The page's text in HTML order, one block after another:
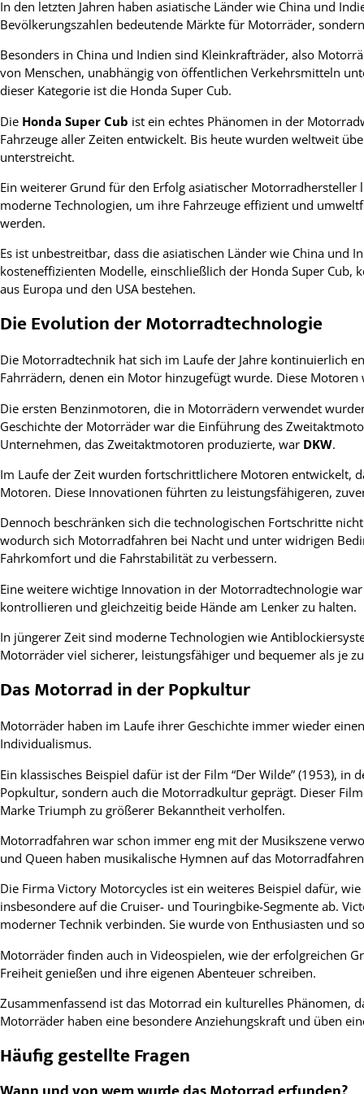
In den letzten Jahren haben asiatische Länder wie China und
Bevölkerungszahlen bedeutende Märkte für Motorräder,
Besonders in China und Indien sind Kleinkrafträder, also
von Menschen, unabhängig von öffentlichen Verkehrsmitteln
dieser Kategorie ist die Honda Super Cub.
Die Honda Super Cub ist ein echtes Phänomen in der
Fahrzeuge aller Zeiten entwickelt. Bis heute wurden weltweit
unterstreicht.
Ein weiterer Grund für den Erfolg asiatischer
moderne Technologien, um ihre Fahrzeuge effizient und
werden.
Es ist unbestreitbar, dass die asiatischen Länder wie China
kosteneffizienten Modelle, einschließlich der Honda Super
aus Europa und den USA bestehen.
Die Evolution der Motorradtechnologie
Die Motorradtechnik hat sich im Laufe der Jahre kontinuierlich
Fahrrädern, denen ein Motor hinzugefügt wurde. Diese
Die ersten Benzinmotoren, die in Motorrädern verwendet
Geschichte der Motorräder war die Einführung des
Unternehmen, das Zweitaktmotoren produzierte, war DKW.
Im Laufe der Zeit wurden fortschrittlichere Motoren entwickelt,
Motoren. Diese Innovationen führten zu leistungsfähigeren,
Dennoch beschränken sich die technologischen Fortschritte
wodurch sich Motorradfahren bei Nacht und unter widrigen
Fahrkomfort und die Fahrstabilität zu verbessern.
Eine weitere wichtige Innovation in der Motorradtechnologie
kontrollieren und gleichzeitig beide Hände am Lenker zu halten.
In jüngerer Zeit sind moderne Technologien wie
Motorräder viel sicherer, leistungsfähiger und bequemer als je
Das Motorrad in der Popkultur
Motorräder haben im Laufe ihrer Geschichte immer wieder
Individualismus.
Ein klassisches Beispiel dafür ist der Film “Der Wilde” (1953),
Popkultur, sondern auch die Motorradkultur geprägt. Dieser
Marke Triumph zu größerer Bekanntheit verholfen.
Motorradfahren war schon immer eng mit der Musikszene
und Queen haben musikalische Hymnen auf das
Die Firma Victory Motorcycles ist ein weiteres Beispiel dafür,
insbesondere auf die Cruiser- und Touringbike-Segmente ab.
moderner Technik verbinden. Sie wurde von Enthusiasten und
Motorräder finden auch in Videospielen, wie der erfolgreichen
Freiheit genießen und ihre eigenen Abenteuer schreiben.
Zusammenfassend ist das Motorrad ein kulturelles Phänomen,
Motorräder haben eine besondere Anziehungskraft und üben
Häufig gestellte Fragen